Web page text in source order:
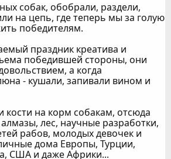
собак, обобрали, раздели,
на цепь, где теперь мы за голую
победителям.
праздник креатива и
победившей стороны, они
а когда
- кушали, запивали вином и
на корм собакам, отсюда
лес, научные разработки,
рабов, молодых девочек и
дома Европы, Турции,
США и даже Африки...